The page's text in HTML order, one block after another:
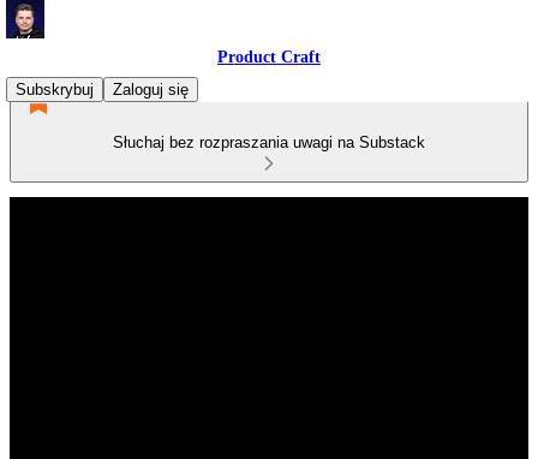
Product Craft
Subskrybuj
Zaloguj się
Słuchaj bez rozpraszania uwagi na Substack